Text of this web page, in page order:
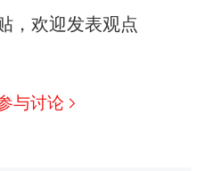
，欢迎发表观点
与讨论
才肯搬上楼！女子傻
报名的考试，成绩全